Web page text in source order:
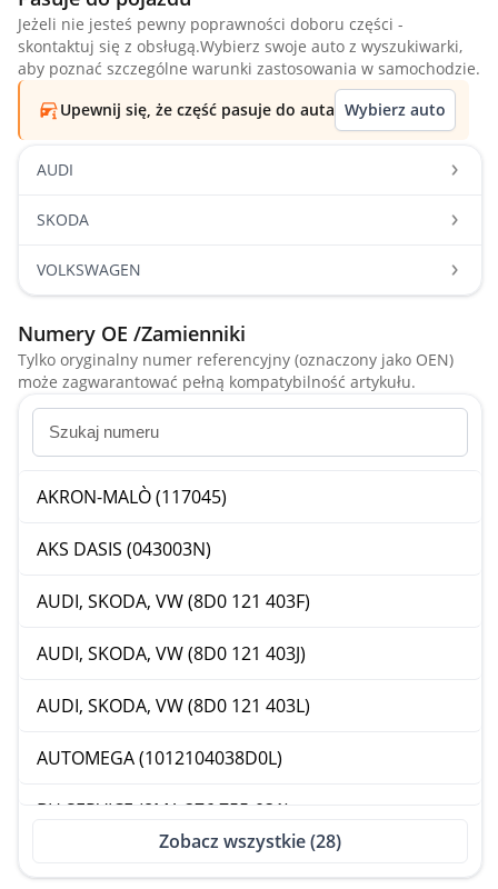
Jeżeli nie jesteś pewny poprawności doboru części -
skontaktuj się z obsługą.Wybierz swoje auto z wyszukiwarki,
aby poznać szczególne warunki zastosowania w samochodzie.
Upewnij się, że część pasuje do auta Wybierz auto
AUDI
SKODA
VOLKSWAGEN
Numery OE /Zamienniki
Tylko oryginalny numer referencyjny (oznaczony jako OEN)
może zagwarantować pełną kompatybilność artykułu.
AKRON-MALÒ (117045)
AKS DASIS (043003N)
AUDI, SKODA, VW (8D0 121 403F)
AUDI, SKODA, VW (8D0 121 403J)
AUDI, SKODA, VW (8D0 121 403L)
AUTOMEGA (1012104038D0L)
BH SERVICE (8MA 376 755-031)
Zobacz wszystkie (28)